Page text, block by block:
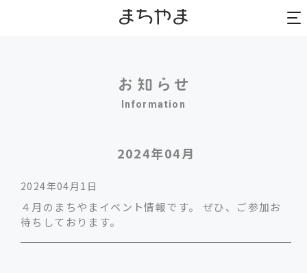
Information
2024年04月
2024年04月1日
４月のまちやまイベント情報です。 ぜひ、ご参加お
待ちしております。